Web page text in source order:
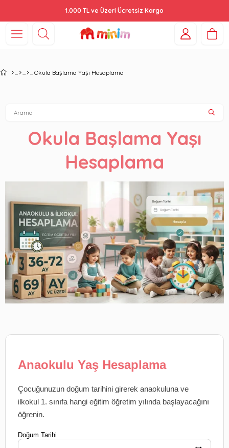
1.000 TL ve Üzeri Ücretsiz Kargo
Okula Başlama Yaşı Hesaplama
Okula Başlama Yaşı
Hesaplama
Anaokulu Yaş Hesaplama
Çocuğunuzun doğum tarihini girerek anaokuluna ve
ilkokul 1. sınıfa hangi eğitim öğretim yılında başlayacağını
öğrenin.
Doğum Tarihi